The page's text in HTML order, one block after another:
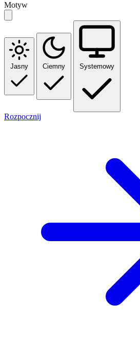
Motyw
Jasny Ciemny Systemowy
Rozpocznij